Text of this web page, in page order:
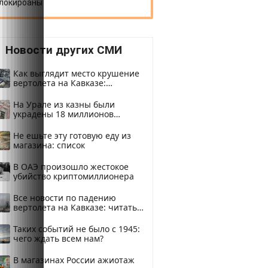
Новости других СМИ
Как выглядит место крушение
вертолета на Кавказе:
На Урале из казны были
украдены 18 миллионов
Не ешьте эту готовую еду из
магазина: список
В ОАЭ произошло жестокое
убийство криптомиллионера
Все новости по падению
вертолета на Кавказе: читать
Таких событий не было с 1945:
чего ждать всем нам?
В магазинах России ажиотаж